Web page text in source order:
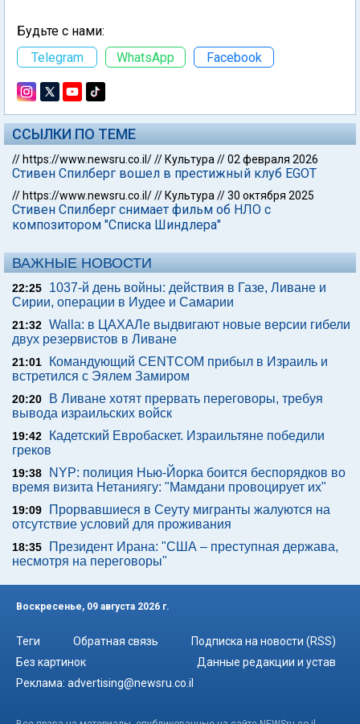
Будьте с нами:
Telegram
WhatsApp Facebook
ССЫЛКИ ПО ТЕМЕ
// https://www.newsru.co.il/// Культура //02 февраля 2026
Стивен Спилберг вошел в престижный клуб EGOT
// https://www.newsru.co.il/// Культура //30 октября 2025
Стивен Спилберг снимает фильм об НЛО с
композитором "Списка Шиндлера"
ВАЖНЫЕ НОВОСТИ
22:25
1037-й день войны: действия в Газе, Ливане и
Сирии, операции в Иудее и Самарии
21:32 Walla: в ЦАХАЛе выдвигают новые версии гибели
двух резервистов в Ливане
21:01
Командующий CENTCOM прибыл в Израиль и
встретился с Эялем Замиром
20:20
В Ливане хотят прервать переговоры, требуя
вывода израильских войск
19:42
Кадетский Евробаскет. Израильтяне победили
греков
19:38
NYP: полиция Нью-Йорка боится беспорядков во
время визита Нетаниягу: "Мамдани провоцирует их"
19:09
Прорвавшиеся в Сеуту мигранты жалуются на
отсутствие условий для проживания
18:35
Президент Ирана: "США – преступная держава,
несмотря на переговоры"
Воскресенье, 09 августа 2026 г.
Теги Обратная связь
Подписка на новости (RSS)
Без картинок
Данные редакции и устав
Реклама: advertising@newsru.co.il